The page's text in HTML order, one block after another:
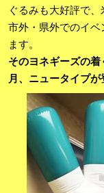
ぐるみも大好評で、
市外・県外でのイ
ます。
そのヨネギーズの
月、ニュータイプが